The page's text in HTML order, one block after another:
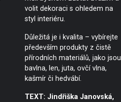
volit dekoraci s ohledem na
styl interiéru.
Důležitá je i kvalita – vybírejte
především produkty z čistě
přírodních materiálů, jako jsou
bavlna, len, juta, ovčí vlna,
kašmír či hedvábí.
TEXT: Jindřiška Janovská,